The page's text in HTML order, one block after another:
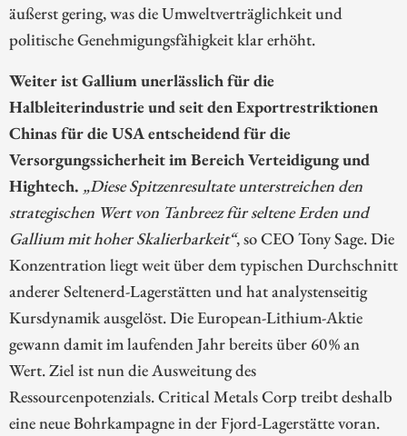
äußerst gering, was die Umweltverträglichkeit und
politische Genehmigungsfähigkeit klar erhöht.
Weiter ist Gallium unerlässlich für die
Halbleiterindustrie und seit den Exportrestriktionen
Chinas für die USA entscheidend für die
Versorgungssicherheit im Bereich Verteidigung und
Hightech. „Diese Spitzenresultate unterstreichen den
strategischen Wert von Tanbreez für seltene Erden und
Gallium mit hoher Skalierbarkeit“, so CEO Tony Sage. Die
Konzentration liegt weit über dem typischen Durchschnitt
anderer Seltenerd-Lagerstätten und hat analystenseitig
Kursdynamik ausgelöst. Die European-Lithium-Aktie
gewann damit im laufenden Jahr bereits über 60 % an
Wert. Ziel ist nun die Ausweitung des
Ressourcenpotenzials. Critical Metals Corp treibt deshalb
eine neue Bohrkampagne in der Fjord-Lagerstätte voran.